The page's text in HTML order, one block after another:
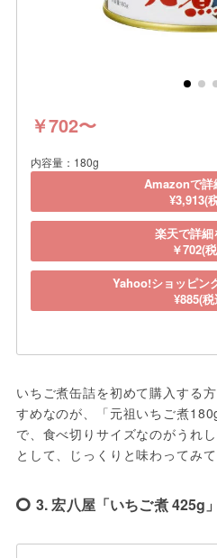
￥702〜
内容量：180g
Amazonで詳
¥3,913(
楽天で詳細
￥702(
Yahoo!ショッピン
¥885(
いちご煮缶詰を初めて購入する
すめなのが、「元祖いちご煮
で、食べ切りサイズなのがうれ
として、じっくりと味わってみ
3. 宏八屋「いちご煮 425g」